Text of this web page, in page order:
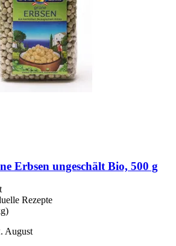
Erbsen ungeschält Bio, 500 g
Rezepte
August